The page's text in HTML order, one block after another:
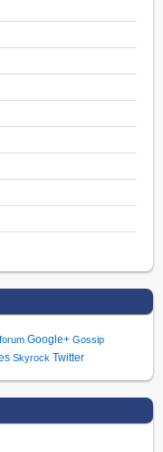
forum Google+ Gossip
Skyrock Twitter